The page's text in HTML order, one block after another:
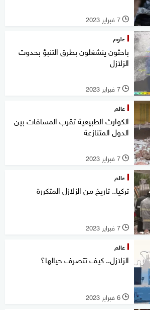
l 7 فبراير 2023
علوم
باحثون ينشغلون بطرق التنبؤ بحدوث
الزلازل
l 7 فبراير 2023
عالم
الكوارث الطبيعية تقرب المسافات بين
الدول المتنازعة
l 7 فبراير 2023
عالم
تركيا.. تاريخ من الزلازل المتكررة
l 7 فبراير 2023
عالم
الزلازل.. كيف تتصرف حيالها؟
l 6 فبراير 2023